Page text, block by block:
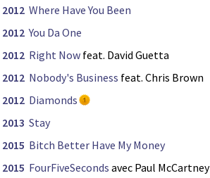
2012 Where Have You Been
2012 You Da One
2012 Right Now feat. David Guetta
2012 Nobody's Business feat. Chris Brown
2012 Diamonds
2013 Stay
2015 Bitch Better Have My Money
2015 FourFiveSeconds avec Paul McCartney